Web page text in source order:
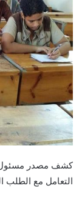
كشف مصدر مسئول
التعامل مع الطلب